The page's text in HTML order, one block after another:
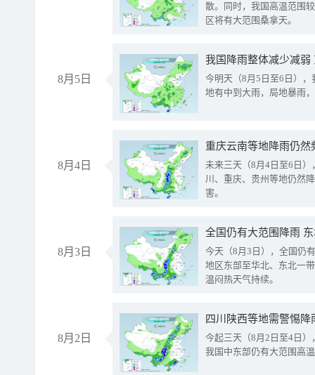
散。同时，我国高温范围
区将有大范围桑拿天。
8月5日
我国降雨整体减少减弱
今明天（8月5日至6日）
地有中到大雨，局地暴雨
8月4日
重庆云南等地降雨仍然
未来三天（8月4日至6日
川、重庆、贵州等地仍然
害。
8月3日
全国仍有大范围降雨
今天（8月3日），全国仍
地区东部至华北、东北一
温闷热天气持续。
8月2日
今起三天（8月2日至4日
我国中东部仍有大范围高